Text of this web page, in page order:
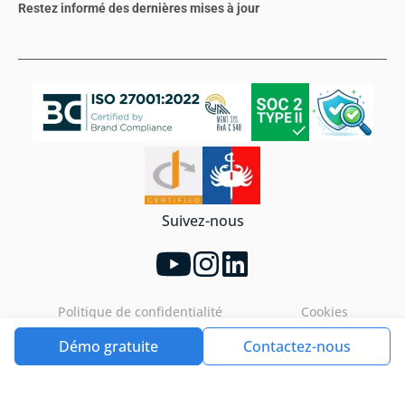
Démo gratuite Contactez-nous
Restez informé des dernières mises à jour
Suivez-nous
Politique de confidentialité Cookies
Tools4ever©2026. All rights reserved.